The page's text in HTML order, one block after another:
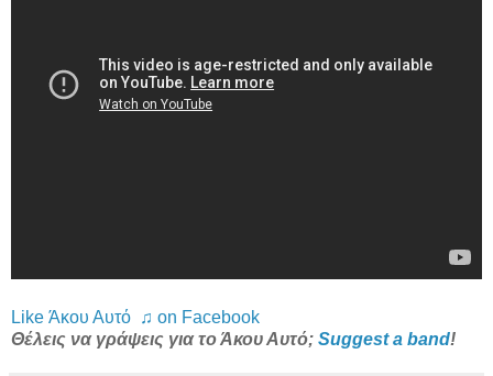
Like Άκου Αυτό ♫ on Facebook
Θέλεις να γράψεις για το Άκου Αυτό; Suggest a band!